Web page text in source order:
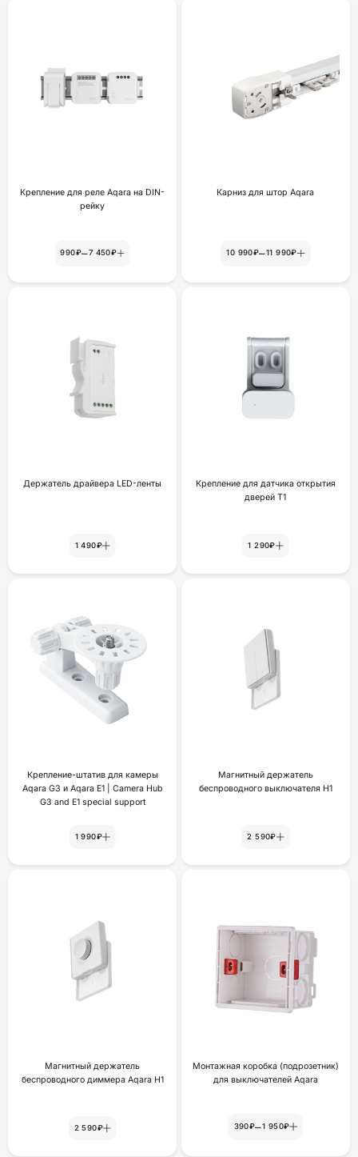
Крепление для реле Aqara на DIN-
рейку
990₽–7 450₽
Карниз для штор Aqara
10 990₽–11 990₽
Держатель драйвера LED-ленты
1 490₽
Крепление для датчика открытия
дверей Т1
1 290₽
Крепление-штатив для камеры
Aqara G3 и Aqara E1 | Camera Hub
G3 and E1 special support
1 990₽
Магнитный держатель
беспроводного выключателя H1
2 590₽
Магнитный держатель
беспроводного диммера Aqara H1
2 590₽
Монтажная коробка (подрозетник)
для выключателей Aqara
390₽–1 950₽